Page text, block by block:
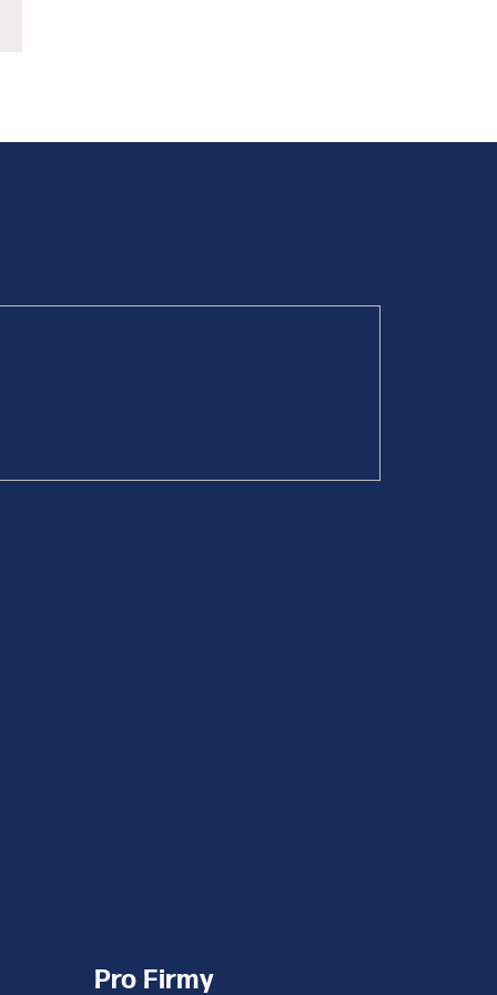
Pro Firmy